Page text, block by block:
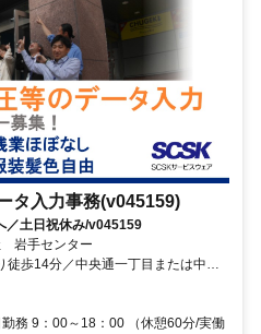
タ入力事務(v045159)
／土日祝休み/v045159
岩手センター
徒歩14分／中央通一丁目または中央
務 9：00～18：00 （休憩60分/実働